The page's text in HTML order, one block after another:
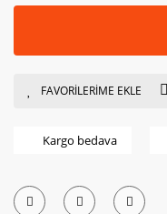
Kargo bedava